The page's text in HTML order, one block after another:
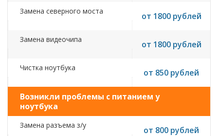
Замена северного моста от 1800 рублей
Замена видеочипа от 1800 рублей
Чистка ноутбука от 850 рублей
Возникли проблемы с питанием у
ноутбука
Замена разъема з/у от 800 рублей